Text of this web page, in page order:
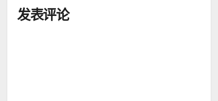
发表评论